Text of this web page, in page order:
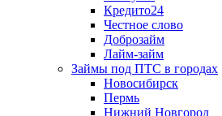
Кредито24
Честное слово
Доброзайм
Лайм-займ
Займы под ПТС в городах
Новосибирск
Пермь
Нижний Новгород